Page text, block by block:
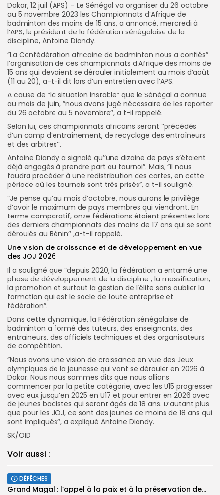
Dakar, 12 juil (APS) – Le Sénégal va organiser du 26 octobre
au 5 novembre 2023 les Championnats d’Afrique de
badminton des moins de 15 ans, a annoncé, mercredi à
l’APS, le président de la fédération sénégalaise de la
discipline, Antoine Diandy.
”La Confédération africaine de badminton nous a confiés”
l’organisation de ces championnats d’Afrique des moins de
15 ans qui devaient se dérouler initialement au mois d’août
(11 au 20), a-t-il dit lors d’un entretien avec l’APS.
A cause de ”la situation instable” que le Sénégal a connue
au mois de juin, ”nous avons jugé nécessaire de les reporter
du 26 octobre au 5 novembre’’, a t-il rappelé.
Selon lui, ces championnats africains seront ‘’précédés
d’un camp d’entraînement, de recyclage des entraîneurs
et des arbitres’’.
Antoine Diandy a signalé qu’’une dizaine de pays s’étaient
déjà engagés à prendre part au tournoi”. Mais, ”il nous
faudra procéder à une redistribution des cartes, en cette
période où les tournois sont très prisés”, a t-il souligné.
”Je pense qu’au mois d’octobre, nous aurons le privilège
d’avoir le maximum de pays membres qui viendront. En
terme comparatif, onze fédérations étaient présentes lors
des derniers championnats des moins de 17 ans qui se sont
déroulés au Bénin’’ ,a-t-il rappelé.
Une vision de croissance et de développement en vue
des JOJ 2026
Il a souligné que ”depuis 2020, la fédération a entamé une
phase de développement de la discipline ; la massification,
la promotion et surtout la gestion de l’élite sans oublier la
formation qui est le socle de toute entreprise et
fédération”.
Dans cette dynamique, la Fédération sénégalaise de
badminton a formé des tuteurs, des enseignants, des
entraineurs, des officiels techniques et des organisateurs
de compétition.
”Nous avons une vision de croissance en vue des Jeux
olympiques de la jeunesse qui vont se dérouler en 2026 à
Dakar. Nous nous sommes dits que nous allions
commencer par la petite catégorie, avec les U15 progresser
avec eux jusqu’en 2025 en U17 et pour entrer en 2026 avec
de jeunes badistes qui seront âgés de 18 ans. D’autant plus
que pour les JOJ, ce sont des jeunes de moins de 18 ans qui
sont impliqués’’, a expliqué Antoine Diandy.
SK/OID
Voir aussi :
DÉPÊCHES
Grand Magal : l’appel à la paix et à la préservation de...